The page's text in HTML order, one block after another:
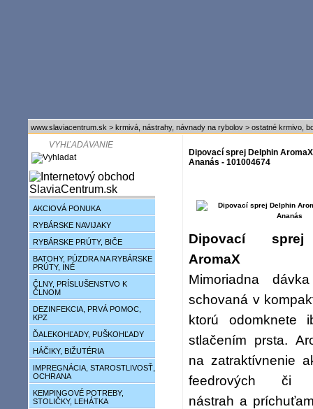
www.slaviacentrum.sk > krmivá, nástrahy, návnady na rybolov > ostatné krmivo,
AKCIOVÁ PONUKA
RYBÁRSKE NAVIJAKY
RYBÁRSKE PRÚTY, BIČE
BATOHY, PÚZDRA NA RYBÁRSKE
PRÚTY, INÉ
ČLNY, PRÍSLUŠENSTVO K
ČLNOM
DEZINFEKCIA, PRVÁ POMOC,
KPZ
ĎALEKOHĽADY, PUŠKOHĽADY
HÁČIKY, BIŽUTÉRIA
IMPREGNÁCIA, STAROSTLIVOSŤ,
OCHRANA
KEMPINGOVÉ POTREBY,
STOLIČKY, LEHÁTKA
Dipovací sprej Delphin
Ananás - 101004674
Dipovací
AromaX
Mimoriadna
schovaná v
ktorú odomknete
stlačením prsta.
na zatraktívnenie
feedrových či
nástrah a